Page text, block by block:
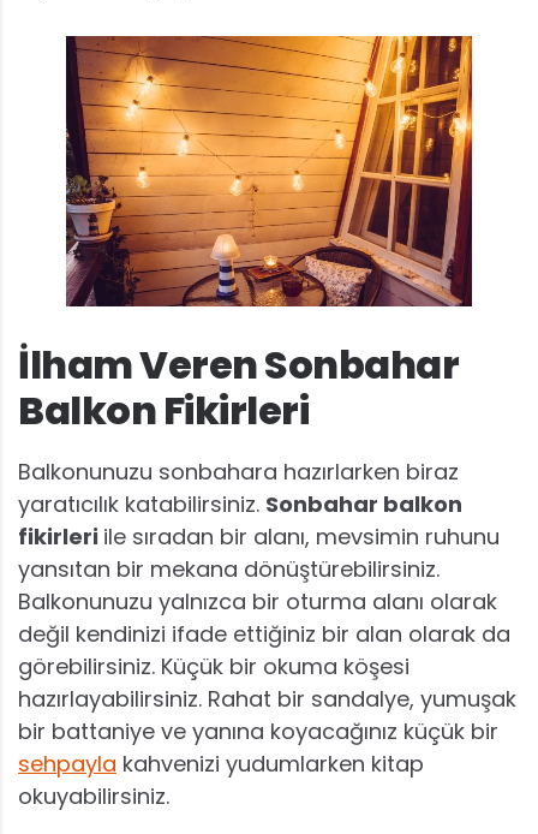
İlham Veren Sonbahar
Balkon Fikirleri
Balkonunuzu sonbahara hazırlarken biraz
yaratıcılık katabilirsiniz. Sonbahar balkon
fikirleri ile sıradan bir alanı, mevsimin ruhunu
yansıtan bir mekana dönüştürebilirsiniz.
Balkonunuzu yalnızca bir oturma alanı olarak
değil kendinizi ifade ettiğiniz bir alan olarak da
görebilirsiniz. Küçük bir okuma köşesi
hazırlayabilirsiniz. Rahat bir sandalye, yumuşak
bir battaniye ve yanına koyacağınız küçük bir
sehpayla kahvenizi yudumlarken kitap
okuyabilirsiniz.